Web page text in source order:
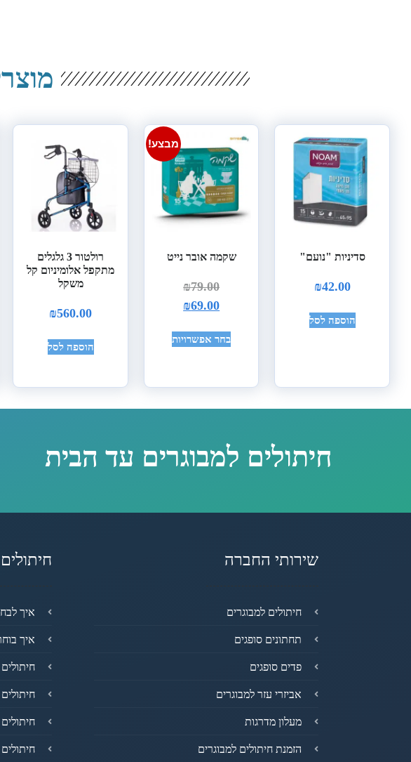
סדיניות "נועם"
₪42.00
הוספה לסל
מבצע!
שקמה אובר נייט
₪79.00
₪69.00
בחר אפשרויות
רולטור 3 גלגלים
מתקפל אלומיניום קל
משקל
₪560.00
הוספה לסל
חיתולים למבוגרים עד הבית
שירותי החברה
חיתולים למבוגרים
תחתונים סופגים
פדים סופגים
אביזרי עזר למבוגרים
מעלון מדרגות
הזמנת חיתולים למבוגרים
איך
איך
חיתולים